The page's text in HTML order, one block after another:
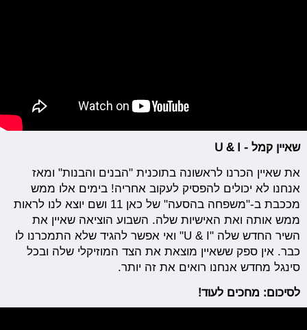
שאיין קמל - U & I
את שאיין הכרנו לראשונה בתוכנית "הבנים והבנות" ומאז
אנחנו לא יכולים להפסיק לעקוב אחריה! בימים אלו ממש
מככבת ב-"משפחה בהסעה" של כאן 11 ושם יוצא לנו לראות
ממש אותה ואת האישיות שלה. השבוע הוציאה שאיין את
השיר החדש שלה "U & I" ואי אפשר להגיד שלא התמכרנו לו
כבר. אין ספק ששאיין מוצאת את הצד המוזיקלי שלה ובכל
סינגל מחדש אנחנו רואים את זה יותר.
לסיכום: מחכים לעוד!